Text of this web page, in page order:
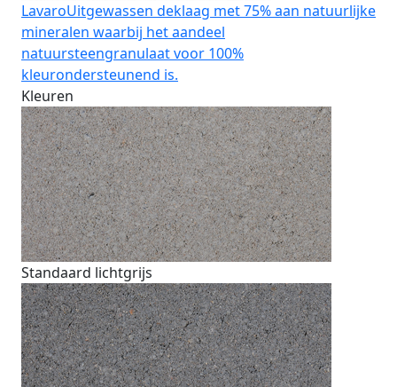
LavaroUitgewassen deklaag met 75% aan natuurlijke
mineralen waarbij het aandeel
natuursteengranulaat voor 100%
kleurondersteunend is.
Kleuren
Standaard lichtgrijs